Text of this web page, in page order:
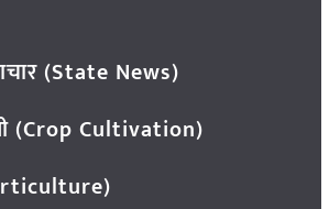
(State News)
(Crop Cultivation)